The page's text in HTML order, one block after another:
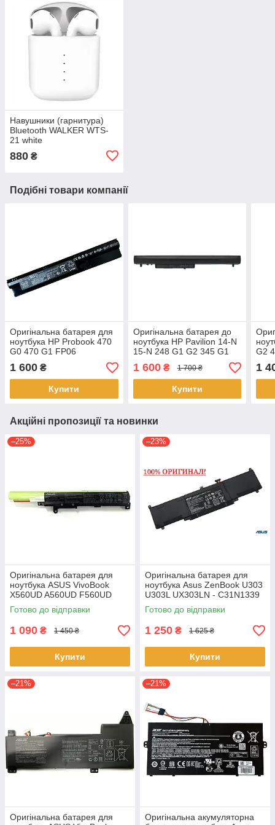
Навушники (гарнитура)
Bluetooth WALKER WTS-
21 white
880 ₴
Подібні товари компанії
Оригінальна батарея для
ноутбука HP Probook 470
G0 470 G1 FP06
1 600 ₴
Купити
Оригінальна батарея до
ноутбука HP Pavilion 14-N
15-N 248 G1 G2 345 G1
345 G1 G2 350 G1 G2 355
G1 G2 - LA04
1 600₴ 1 700 ₴
Купити
G2
001
1
Акційні пропозиції та новинки
–25%
Оригінальна батарея для
ноутбука ASUS VivoBook
X560UD A560UD F560UD
K560UD R562UD - A31N1730
Готово до відправки
1 090 ₴ 1 450 ₴
Купити
–23%
Оригінальна батарея для
ноутбука Asus ZenBook U303
U303L UX303LN - C31N1339
(+11.31 V 50Wh) АКБ
Готово до відправки
1 250 ₴ 1 625 ₴
Купити
–21%
Оригінальна батарея для
–21%
Оригінальна акумуляторна